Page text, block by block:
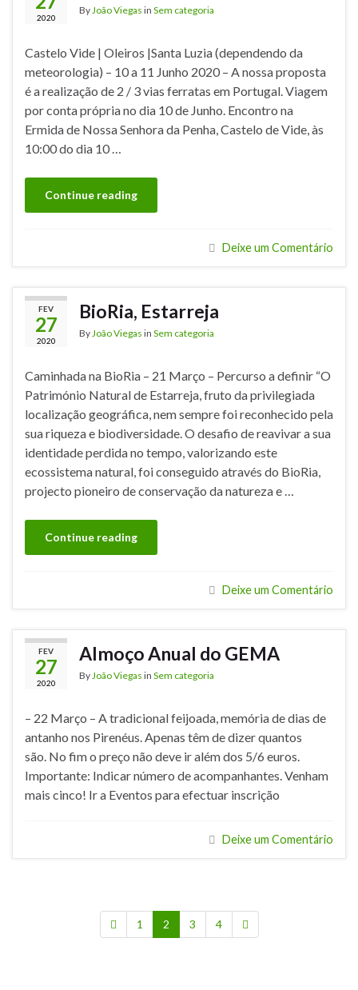
2020
By João Viegas in Sem categoria
Castelo Vide | Oleiros |Santa Luzia (dependendo da
meteorologia) – 10 a 11 Junho 2020 – A nossa proposta
é a realização de 2 / 3 vias ferratas em Portugal. Viagem
por conta própria no dia 10 de Junho. Encontro na
Ermida de Nossa Senhora da Penha, Castelo de Vide, às
10:00 do dia 10 …
Continue reading
Deixe um Comentário
FEV
27
2020
BioRia, Estarreja
By João Viegas in Sem categoria
Caminhada na BioRia – 21 Março – Percurso a definir “O
Património Natural de Estarreja, fruto da privilegiada
localização geográfica, nem sempre foi reconhecido pela
sua riqueza e biodiversidade. O desafio de reavivar a sua
identidade perdida no tempo, valorizando este
ecossistema natural, foi conseguido através do BioRia,
projecto pioneiro de conservação da natureza e …
Continue reading
Deixe um Comentário
FEV
27
2020
Almoço Anual do GEMA
By João Viegas in Sem categoria
– 22 Março – A tradicional feijoada, memória de dias de
antanho nos Pirenéus. Apenas têm de dizer quantos
são. No fim o preço não deve ir além dos 5/6 euros.
Importante: Indicar número de acompanhantes. Venham
mais cinco! Ir a Eventos para efectuar inscrição
Deixe um Comentário
1 2 3 4